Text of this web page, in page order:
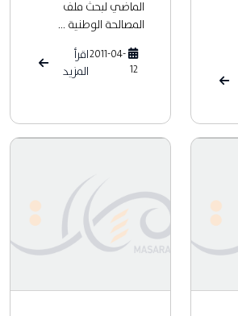
الماضي لبحث ملف
المصالحة الوطنية ...
2011-04-
12
اقرأ
المزيد